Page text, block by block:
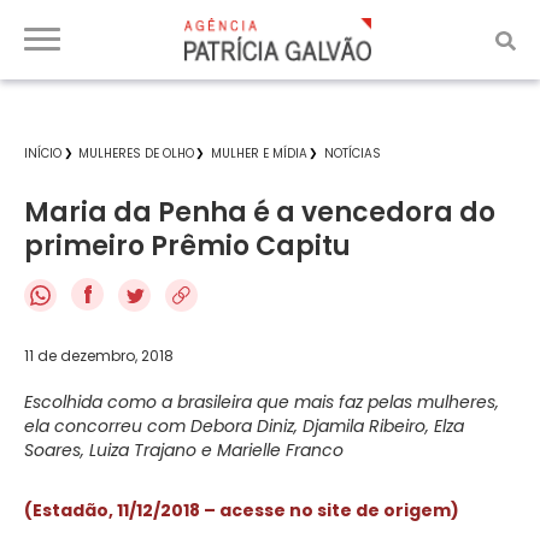
INÍCIO MULHERES DE OLHO MULHER E MÍDIA NOTÍCIAS
Maria da Penha é a vencedora do
primeiro Prêmio Capitu
f
11 de dezembro, 2018
Escolhida como a brasileira que mais faz pelas mulheres,
ela concorreu com Debora Diniz, Djamila Ribeiro, Elza
Soares, Luiza Trajano e Marielle Franco
(Estadão, 11/12/2018 – acesse no site de origem)